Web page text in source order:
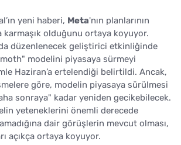
yeni haberi, Meta'nın planlarının
karmaşık olduğunu ortaya koyuyor.
düzenlenecek geliştirici etkinliğinde
modelini piyasaya sürmeyi
Haziran’a ertelendiği belirtildi. Ancak,
göre, modelin piyasaya sürülmesi
sonraya" kadar yeniden gecikebilecek.
yeteneklerini önemli derecede
dair görüşlerin mevcut olması,
açıkça ortaya koyuyor.